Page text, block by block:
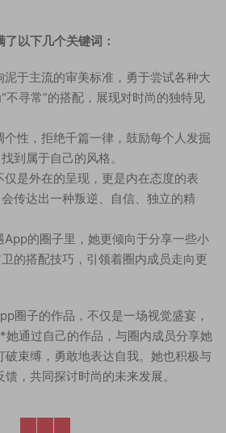
以下几个关键词：
泥于主流的审美标准，勇于尝试各种大
不寻常”的搭配，展现对时尚的独特见
个性，拒绝千篇一律，鼓励每个人发掘
到属于自己的风格。
仅是外在的呈现，更是内在态度的表
传达出一种叛逆、自信、独立的精
App的圈子里，她更倾向于分享一些小
的搭配技巧，引领着圈内成员走向更
圈子的作品，不仅是一场视觉盛宴，
通过自己的作品，与圈内成员分享她
破束缚，勇敢地表达自我。她也积极与
，共同探讨时尚的未来发展。